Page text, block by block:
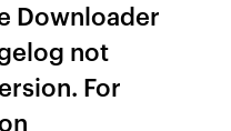
Downloader
not
For